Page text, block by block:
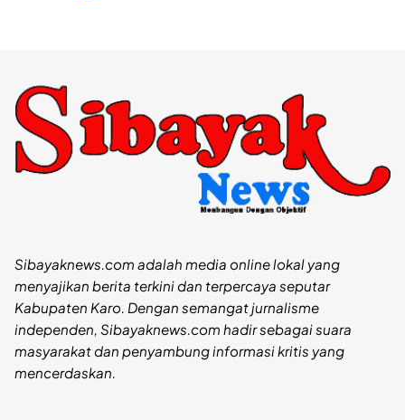
Sibayaknews.com adalah media online lokal yang
menyajikan berita terkini dan terpercaya seputar
Kabupaten Karo. Dengan semangat jurnalisme
independen, Sibayaknews.com hadir sebagai suara
masyarakat dan penyambung informasi kritis yang
mencerdaskan.